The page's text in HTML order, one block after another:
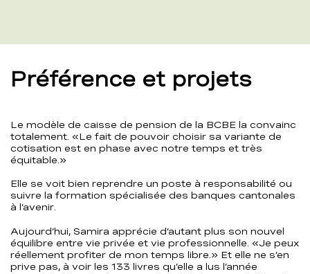
Préférence et projets
Le modèle de caisse de pension de la BCBE la convainc
totalement. «Le fait de pouvoir choisir sa variante de
cotisation est en phase avec notre temps et très
équitable.»
Elle se voit bien reprendre un poste à responsabilité ou
suivre la formation spécialisée des banques cantonales
à l’avenir.
Aujourd’hui, Samira apprécie d’autant plus son nouvel
équilibre entre vie privée et vie professionnelle. «Je peux
réellement profiter de mon temps libre.» Et elle ne s’en
prive pas, à voir les 133 livres qu’elle a lus l’année